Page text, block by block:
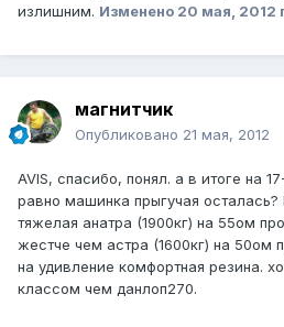
излишним. Изменено 20 мая, 2012
магнитчик
Опубликовано 21 мая, 2012
AVIS, спасибо, понял. а в итоге на
равно машинка прыгучая осталась?
тяжелая анатра (1900кг) на 55ом
жестче чем астра (1600кг) на 50ом
на удивление комфортная резина.
классом чем данлоп270.